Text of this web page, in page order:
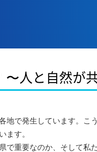
人と自然が
地で発生しています。こ
ます。
で重要なのか、そして私